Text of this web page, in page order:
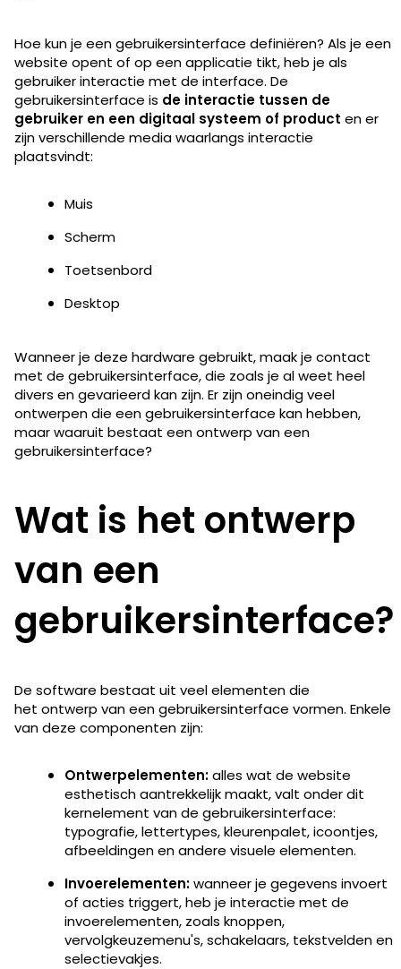
Hoe kun je een gebruikersinterface definiëren? Als je een
website opent of op een applicatie tikt, heb je als
gebruiker interactie met de interface. De
gebruikersinterface is de interactie tussen de
gebruiker en een digitaal systeem of product en er
zijn verschillende media waarlangs interactie
plaatsvindt:
Muis
Scherm
Toetsenbord
Desktop
Wanneer je deze hardware gebruikt, maak je contact
met de gebruikersinterface, die zoals je al weet heel
divers en gevarieerd kan zijn. Er zijn oneindig veel
ontwerpen die een gebruikersinterface kan hebben,
maar waaruit bestaat een ontwerp van een
gebruikersinterface?
Wat is het ontwerp
van een
gebruikersinterface?
De software bestaat uit veel elementen die
het ontwerp van een gebruikersinterface vormen. Enkele
van deze componenten zijn:
Ontwerpelementen:alles wat de website
esthetisch aantrekkelijk maakt, valt onder dit
kernelement van de gebruikersinterface:
typografie, lettertypes, kleurenpalet, icoontjes,
afbeeldingen en andere visuele elementen.
Invoerelementen:wanneer je gegevens invoert
of acties triggert, heb je interactie met de
invoerelementen, zoals knoppen,
vervolgkeuzemenu's, schakelaars, tekstvelden en
selectievakjes.